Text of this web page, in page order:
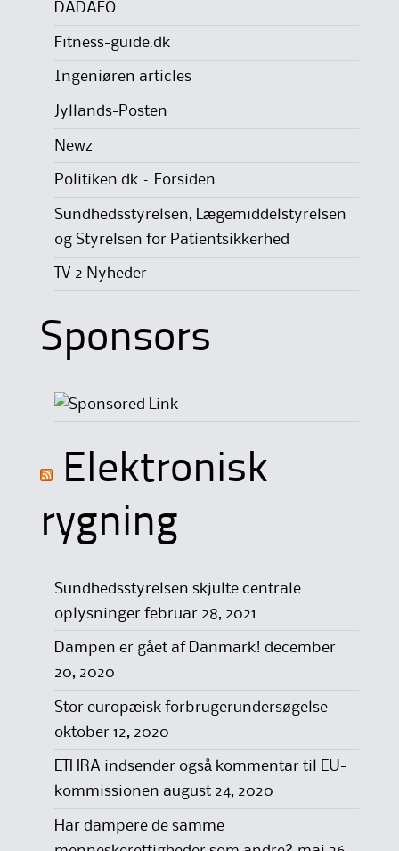
DADAFO
Fitness-guide.dk
Ingeniøren articles
Jyllands-Posten
Newz
Politiken.dk – Forsiden
Sundhedsstyrelsen, Lægemiddelstyrelsen
og Styrelsen for Patientsikkerhed
TV 2 Nyheder
Sponsors
Elektronisk
rygning
Sundhedsstyrelsen skjulte centrale
oplysninger februar 28, 2021
Dampen er gået af Danmark! december
20, 2020
Stor europæisk forbrugerundersøgelse
oktober 12, 2020
ETHRA indsender også kommentar til EU-
kommissionen august 24, 2020
Har dampere de samme